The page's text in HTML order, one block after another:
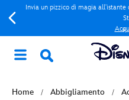
Invia un pizzico di magia
Home Abbigliamento